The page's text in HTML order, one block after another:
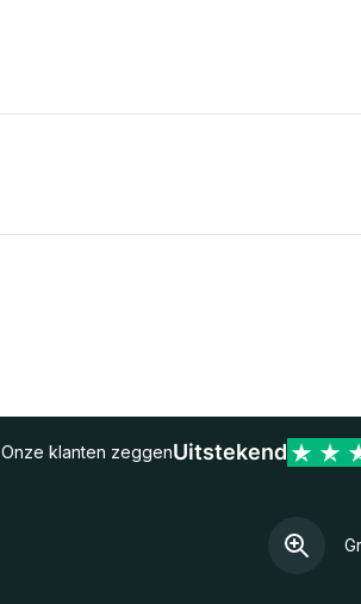
Onze klanten zeggenUitstekend